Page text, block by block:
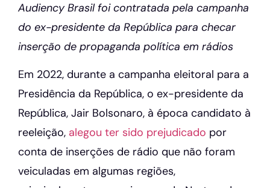
Audiency Brasil foi contratada pela campanha
do ex-presidente da República para checar
inserção de propaganda política em rádios
Em 2022, durante a campanha eleitoral para a
Presidência da República, o ex-presidente da
República, Jair Bolsonaro, à época candidato à
reeleição, alegou ter sido prejudicado por
conta de inserções de rádio que não foram
veiculadas em algumas regiões,